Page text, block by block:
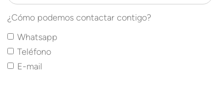
¿Cómo podemos contactar contigo?
Whatsapp
Teléfono
E-mail